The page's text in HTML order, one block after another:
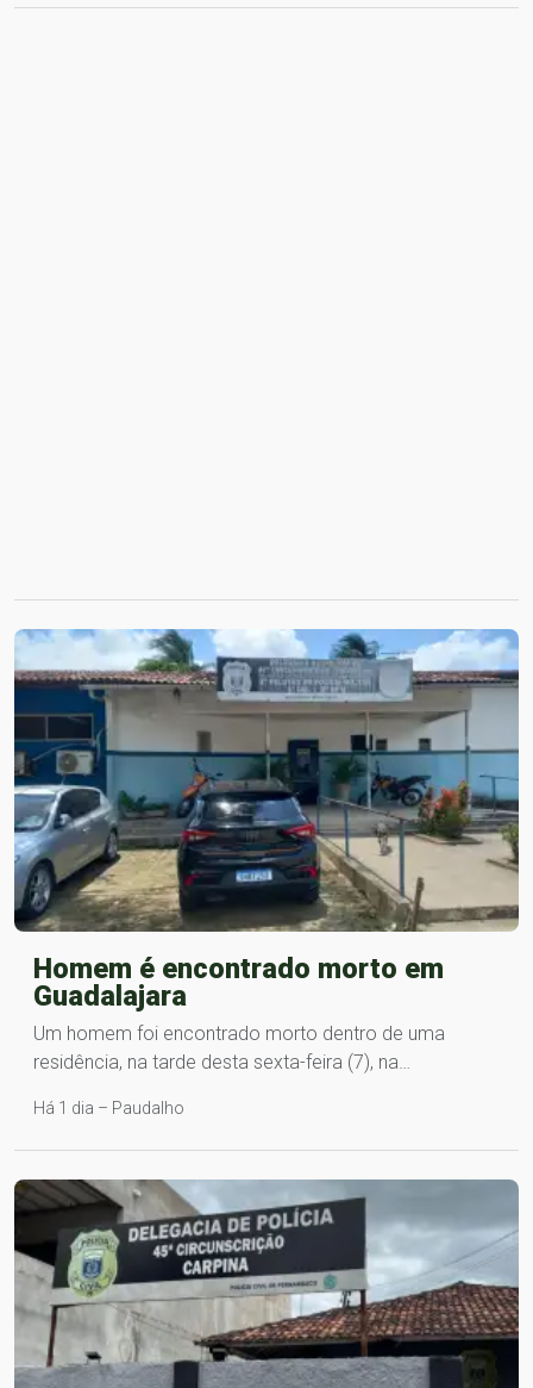
Homem é encontrado morto em
Guadalajara
Um homem foi encontrado morto dentro de uma
residência, na tarde desta sexta-feira (7), na…
Há 1 dia – Paudalho